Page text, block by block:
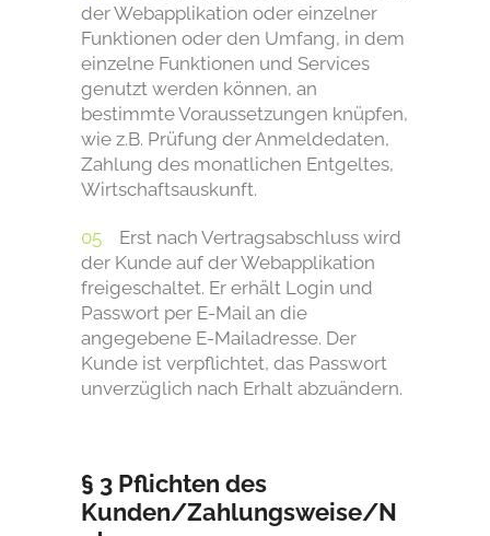
der Webapplikation oder einzelner
Funktionen oder den Umfang, in dem
einzelne Funktionen und Services
genutzt werden können, an
bestimmte Voraussetzungen knüpfen,
wie z.B. Prüfung der Anmeldedaten,
Zahlung des monatlichen Entgeltes,
Wirtschaftsauskunft.
Erst nach Vertragsabschluss wird
der Kunde auf der Webapplikation
freigeschaltet. Er erhält Login und
Passwort per E-Mail an die
angegebene E-Mailadresse. Der
Kunde ist verpflichtet, das Passwort
unverzüglich nach Erhalt abzuändern.
§ 3 Pflichten des
Kunden/Zahlungsweise/N